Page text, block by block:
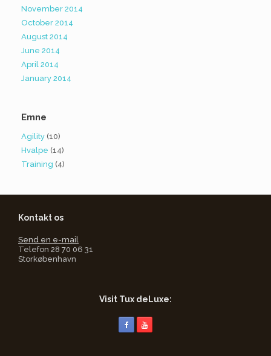
November 2014
October 2014
August 2014
June 2014
April 2014
January 2014
Emne
Agility (10)
Hvalpe (14)
Training (4)
Kontakt os
Send en e-mail
Telefon 28 70 06 31
Storkøbenhavn
Visit Tux deLuxe: